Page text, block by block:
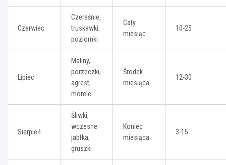
Czerwiec
Czereśnie,
truskawki,
poziomki
Cały
miesiąc
10-25
Lipiec
Maliny,
porzeczki,
agrest,
morele
Środek
miesiąca
12-30
Sierpień
Śliwki,
wczesne
jabłka,
gruszki
Koniec
miesiąca
3-15